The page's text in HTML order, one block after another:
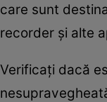
care sunt
recorder şi alte
Verificaţi dacă